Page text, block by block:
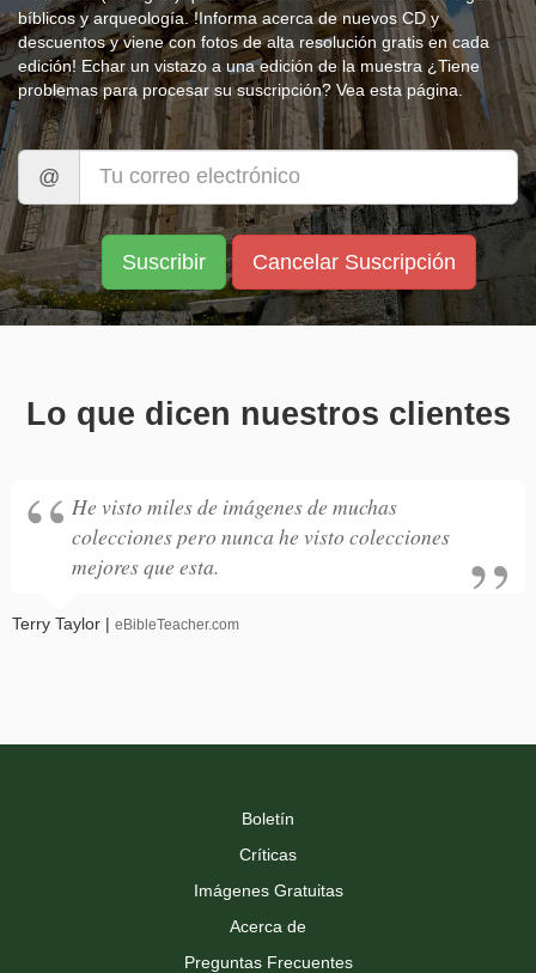
bíblicos y arqueología. !Informa acerca de nuevos CD y
descuentos y viene con fotos de alta resolución gratis en cada
edición! Echar un vistazo a unaedición de la muestra ¿Tiene
problemas para procesar su suscripción? Vea esta página.
@
Lo que dicen nuestros clientes
He visto miles de imágenes de muchas
colecciones pero nunca he visto colecciones
mejores que esta.
Terry Taylor | eBibleTeacher.com
Boletín
Críticas
Imágenes Gratuitas
Acerca de
Preguntas Frecuentes